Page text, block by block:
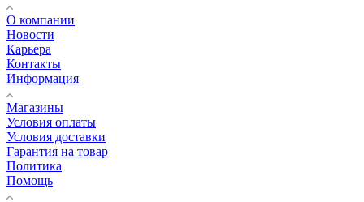
О компании
Новости
Карьера
Контакты
Информация
Магазины
Условия оплаты
Условия доставки
Гарантия на товар
Политика
Помощь